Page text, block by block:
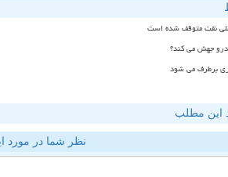
ملی نفت متوقف شده است
جهش می کند؟
برطرف می شود
این مطلب
نظر شما در مورد